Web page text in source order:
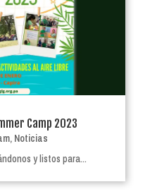
Camp 2023
, Noticias
y listos para...